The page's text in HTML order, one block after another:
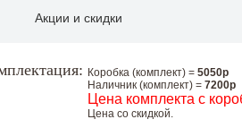
Акции и скидки
Коробка (комплект) = 5050р
Наличник (комплект) = 7200р
Цена комплекта с
Цена со скидкой.